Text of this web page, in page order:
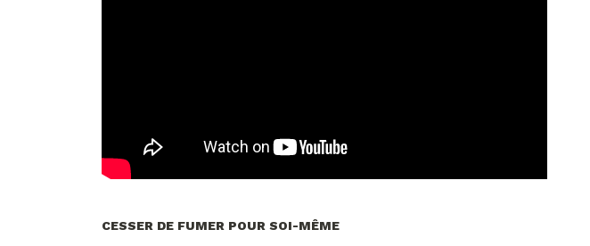
CESSER DE FUMER POUR SOI-MÊME